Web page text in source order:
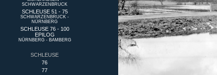
SCHWARZENBRUCK
SCHLEUSE 51 - 75
SCHWARZENBRUCK -
NÜRNBERG
SCHLEUSE 76 - 100
EPILOG
NÜRNBERG - BAMBERG
SCHLEUSE
76
77